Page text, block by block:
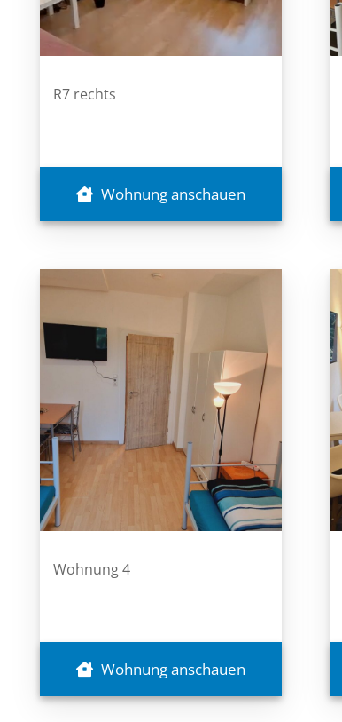
R7 rechts
Wohnung anschauen
Wohnung 4
Wohnung anschauen